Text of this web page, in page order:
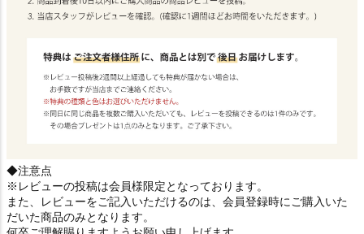
◆注意点
※レビューの投稿は会員様限定となっております。
また、レビューをご記入いただけるのは、会員登録時にご購入いた
だいた商品のみとなります。